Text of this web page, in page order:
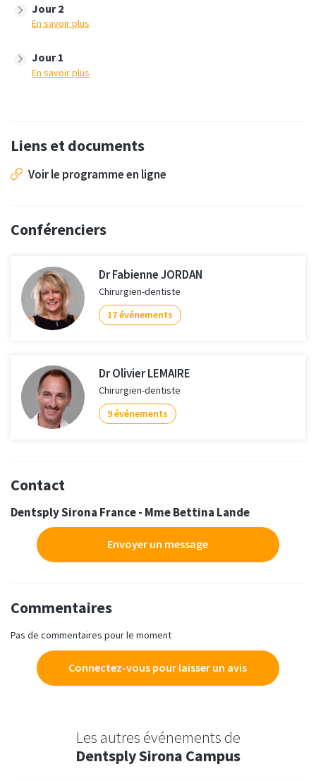
Jour 2
En savoir plus
Jour 1
En savoir plus
Liens et documents
Voir le programme en ligne
Conférenciers
Dr Fabienne JORDAN
Chirurgien-dentiste
17 événements
Dr Olivier LEMAIRE
Chirurgien-dentiste
9 événements
Contact
Dentsply Sirona France - Mme Bettina Lande
Envoyer un message
Commentaires
Pas de commentaires pour le moment
Connectez-vous pour laisser un avis
Les autres événements de
Dentsply Sirona Campus